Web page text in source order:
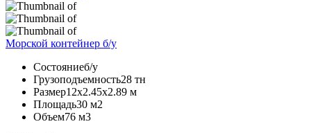
Морской контейнер б/у
Состояниеб/у
Грузоподъемность28 тн
Размер12х2.45х2.89 м
Площадь30 м2
Объем76 м3